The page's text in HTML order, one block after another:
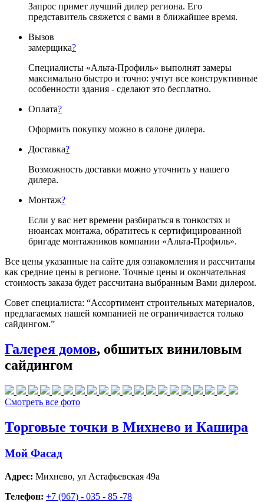
Запрос примет лучший дилер региона. Его
представитель свяжется с вами в ближайшее время.
Вызов
замерщика?
Специалисты «Альта-Профиль» выполнят замеры
максимально быстро и точно: учтут все конструктивные
особенности здания - сделают это бесплатно.
Оплата?
Оформить покупку можно в салоне дилера.
Доставка?
Возможность доставки можно уточнить у нашего
дилера.
Монтаж?
Если у вас нет времени разбираться в тонкостях и
нюансах монтажа, обратитесь к сертифицированной
бригаде монтажников компании «Альта-Профиль».
Все цены указанные на сайте для ознакомления и рассчитаны
как средние цены в регионе. Точные цены и окончательная
стоимость заказа будет рассчитана выбранным Вами дилером.
Совет специалиста: “Ассортимент строительных материалов,
предлагаемых нашей компанией не ограничивается только
сайдингом.”
Галерея домов, обшитых виниловым
сайдингом
Смотреть все фото
Торговые точки в Михнево и Кашира
Мой Фасад
Адрес: Михнево, ул Астафьевская 49а
Телефон: +7 (967) - 035 - 85 -78